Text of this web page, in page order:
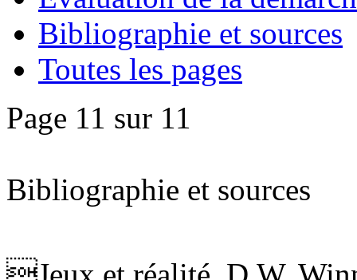
Bibliographie et sources
Toutes les pages
Page 11 sur 11
Bibliographie et sources